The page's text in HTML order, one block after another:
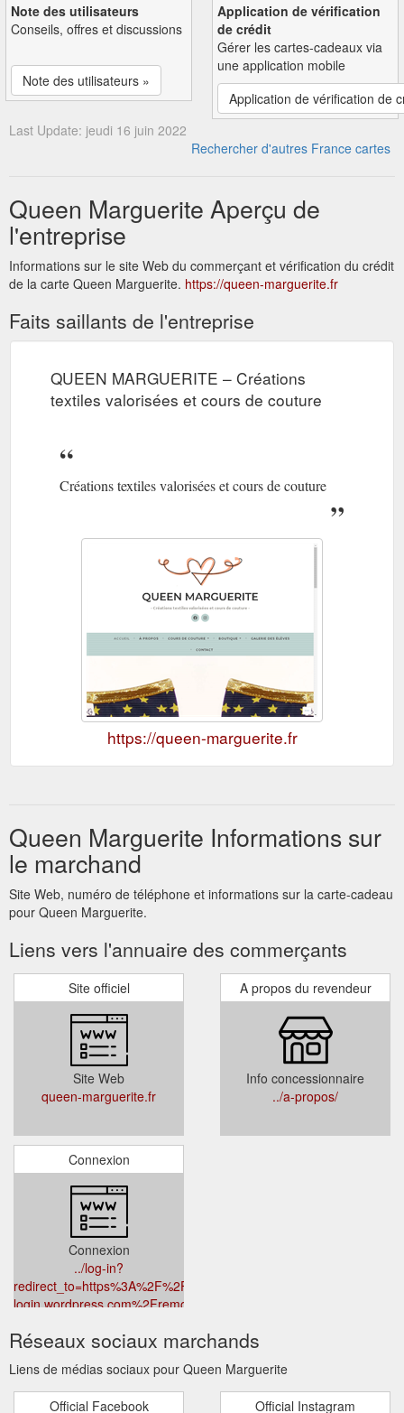
Note des utilisateurs
Conseils, offres et discussions
Note des utilisateurs »
Application de vérification
de crédit
Gérer les cartes-cadeaux via
une application mobile
Application de vérification de
Last Update: jeudi 16 juin 2022
Rechercher d'autres France cartes
Queen Marguerite Aperçu de
l'entreprise
Informations sur le site Web du commerçant et vérification du crédit
de la carte Queen Marguerite. https://queen-marguerite.fr
Faits saillants de l'entreprise
QUEEN MARGUERITE – Créations
textiles valorisées et cours de couture
Créations textiles valorisées et cours de couture
https://queen-marguerite.fr
Queen Marguerite Informations sur
le marchand
Site Web, numéro de téléphone et informations sur la carte-cadeau
pour Queen Marguerite.
Liens vers l'annuaire des commerçants
Site officiel
Site Web
queen-marguerite.fr
A propos du revendeur
Info concessionnaire
../a-propos/
Connexion
Connexion
../log-in?
redirect_to=https%3A%2F%2Fr-
login.wordpress.com%2Fremote-
marguerite.fr%252F
Réseaux sociaux marchands
Liens de médias sociaux pour Queen Marguerite
Official Facebook Official Instagram